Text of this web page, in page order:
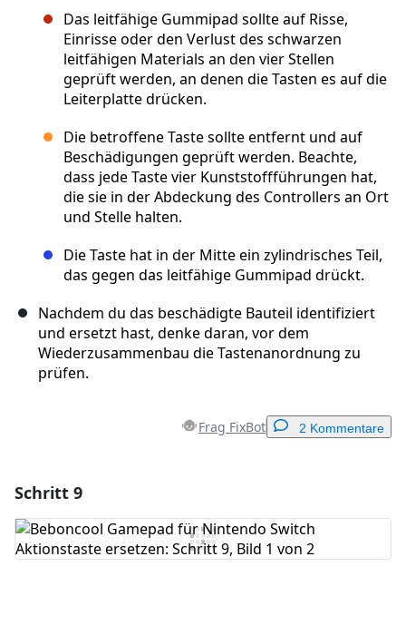
Das leitfähige Gummipad sollte auf Risse,
Einrisse oder den Verlust des schwarzen
leitfähigen Materials an den vier Stellen
geprüft werden, an denen die Tasten es auf die
Leiterplatte drücken.
Die betroffene Taste sollte entfernt und auf
Beschädigungen geprüft werden. Beachte,
dass jede Taste vier Kunststoffführungen hat,
die sie in der Abdeckung des Controllers an Ort
und Stelle halten.
Die Taste hat in der Mitte ein zylindrisches Teil,
das gegen das leitfähige Gummipad drückt.
Nachdem du das beschädigte Bauteil identifiziert
und ersetzt hast, denke daran, vor dem
Wiederzusammenbau die Tastenanordnung zu
prüfen.
Frag FixBot 2 Kommentare
Kommentar hinzufügen
Schritt 9